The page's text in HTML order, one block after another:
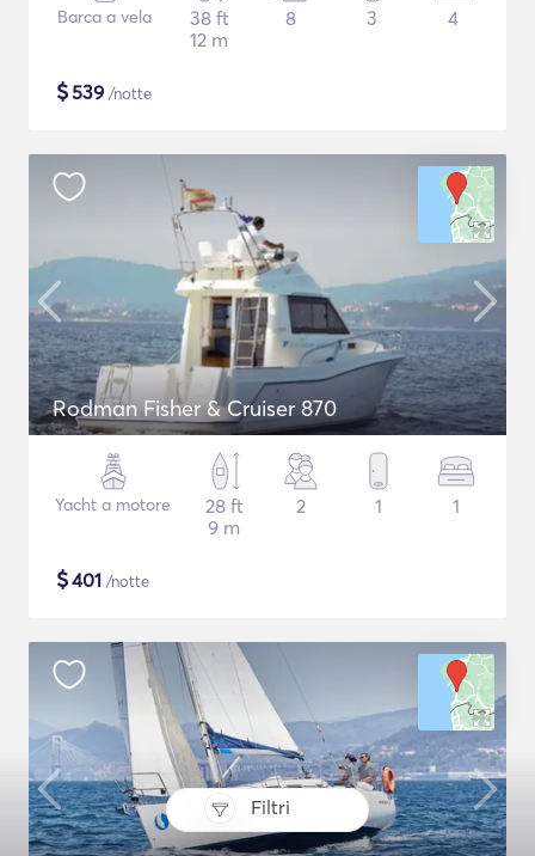
Filtri
Barca a vela
38 ft
12 m
8 3 4
$539 /notte
Rodman Fisher & Cruiser 870
Yacht a motore
28 ft
9 m
2 1 1
$401 /notte